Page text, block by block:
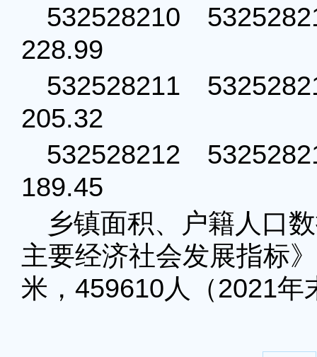
532528210
228.99
532528211
205.32
532528212
189.45
乡镇面积、户籍人口
主要经济社会发展指标
米，459610人（2021年